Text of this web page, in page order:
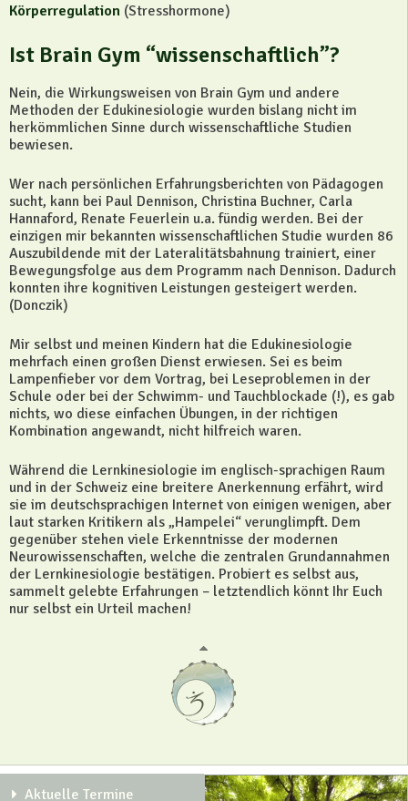
Körperregulation (Stresshormone)
Ist Brain Gym “wissenschaftlich”?
Nein, die Wirkungsweisen von Brain Gym und andere
Methoden der Edukinesiologie wurden bislang nicht im
herkömmlichen Sinne durch wissenschaftliche Studien
bewiesen.
Wer nach persönlichen Erfahrungsberichten von Pädagogen
sucht, kann bei Paul Dennison, Christina Buchner, Carla
Hannaford, Renate Feuerlein u.a. fündig werden. Bei der
einzigen mir bekannten wissenschaftlichen Studie wurden 86
Auszubildende mit der Lateralitätsbahnung trainiert, einer
Bewegungsfolge aus dem Programm nach Dennison. Dadurch
konnten ihre kognitiven Leistungen gesteigert werden.
(Donczik)
Mir selbst und meinen Kindern hat die Edukinesiologie
mehrfach einen großen Dienst erwiesen. Sei es beim
Lampenfieber vor dem Vortrag, bei Leseproblemen in der
Schule oder bei der Schwimm- und Tauchblockade (!), es gab
nichts, wo diese einfachen Übungen, in der richtigen
Kombination angewandt, nicht hilfreich waren.
Während die Lernkinesiologie im englisch-sprachigen Raum
und in der Schweiz eine breitere Anerkennung erfährt, wird
sie im deutschsprachigen Internet von einigen wenigen, aber
laut starken Kritikern als „Hampelei“ verunglimpft. Dem
gegenüber stehen viele Erkenntnisse der modernen
Neurowissenschaften, welche die zentralen Grundannahmen
der Lernkinesiologie bestätigen. Probiert es selbst aus,
sammelt gelebte Erfahrungen – letztendlich könnt Ihr Euch
nur selbst ein Urteil machen!
Aktuelle Termine